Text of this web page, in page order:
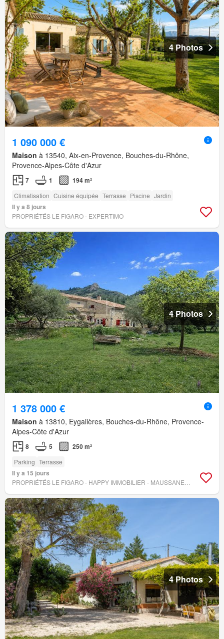
4 Photos
1 090 000 €
Maison à 13540, Aix-en-Provence, Bouches-du-Rhône,
Provence-Alpes-Côte d'Azur
7 1 194 m²
Climatisation Cuisine équipée Terrasse Piscine Jardin
Il y a 8 jours
PROPRIÉTÉS LE FIGARO - EXPERTIMO
4 Photos
1 378 000 €
Maison à 13810, Eygalières, Bouches-du-Rhône, Provence-
Alpes-Côte d'Azur
8 5 250 m²
Parking Terrasse
Il y a 15 jours
4 Photos